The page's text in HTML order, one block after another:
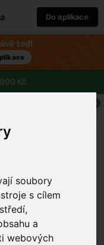
soubory
s cílem
a
webových
Do aplikace
teď!
Kč
0